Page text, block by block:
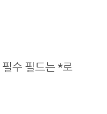
필수 필드는 *로